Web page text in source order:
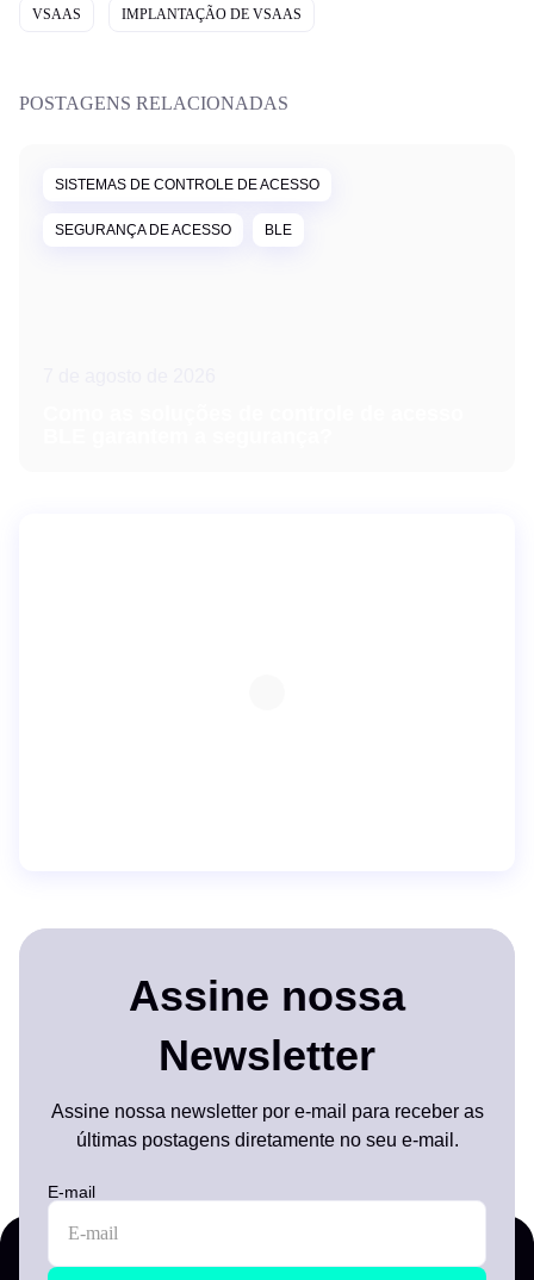
VSAAS IMPLANTAÇÃO DE VSAAS
POSTAGENS RELACIONADAS
SISTEMAS DE CONTROLE DE ACESSO
SEGURANÇA DE ACESSO BLE
Assine nossa
Newsletter
Assine nossa newsletter por e-mail para receber as
últimas postagens diretamente no seu e-mail.
E-mail